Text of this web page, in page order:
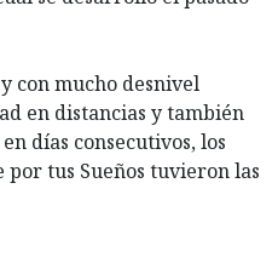
con mucho desnivel
en distancias y también
días consecutivos, los
por tus Sueños tuvieron las